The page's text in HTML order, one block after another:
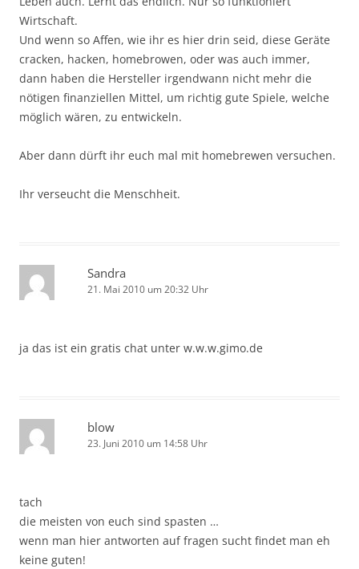
Wirtschaft.
Und wenn so Affen, wie ihr es hier drin seid, diese Geräte
cracken, hacken, homebrowen, oder was auch immer,
dann haben die Hersteller irgendwann nicht mehr die
nötigen finanziellen Mittel, um richtig gute Spiele, welche
möglich wären, zu entwickeln.
Aber dann dürft ihr euch mal mit homebrewen versuchen.
Ihr verseucht die Menschheit.
Sandra
21. Mai 2010 um 20:32 Uhr
ja das ist ein gratis chat unter w.w.w.gimo.de
blow
23. Juni 2010 um 14:58 Uhr
tach
die meisten von euch sind spasten …
wenn man hier antworten auf fragen sucht findet man eh
keine guten!